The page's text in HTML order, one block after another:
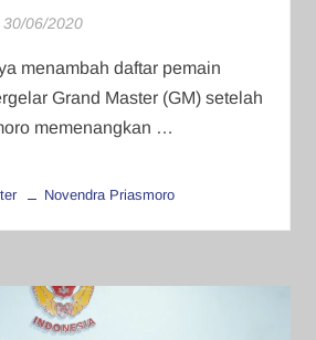
30/06/2020
menambah daftar pemain
Grand Master (GM) setelah
memenangkan …
Novendra Priasmoro